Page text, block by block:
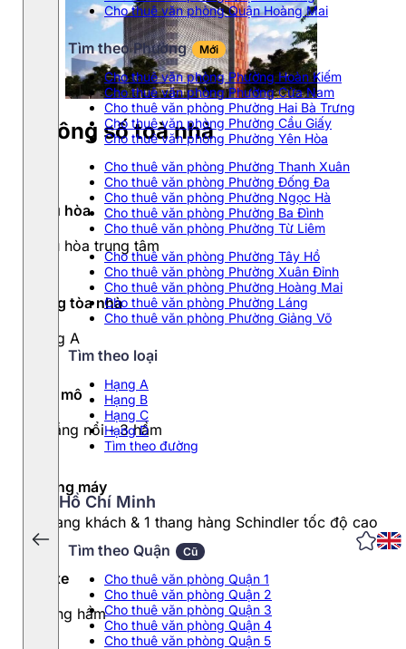
Cho thuê văn phòng Quận Hoàng Mai
Tìm theo Phường Mới
Cho thuê văn phòng Phường Hoàn Kiếm
Cho thuê văn phòng Phường Cửa Nam
Cho thuê văn phòng Phường Hai Bà Trưng
Cho thuê văn phòng Phường Cầu Giấy
Cho thuê văn phòng Phường Yên Hòa
Cho thuê văn phòng Phường Thanh Xuân
Cho thuê văn phòng Phường Đống Đa
Cho thuê văn phòng Phường Ngọc Hà
Cho thuê văn phòng Phường Ba Đình
Cho thuê văn phòng Phường Từ Liêm
Cho thuê văn phòng Phường Tây Hồ
Cho thuê văn phòng Phường Xuân Đỉnh
Cho thuê văn phòng Phường Hoàng Mai
Cho thuê văn phòng Phường Láng
Cho thuê văn phòng Phường Giảng Võ
Tìm theo loại
Hạng A
Hạng B
Hạng C
Hạng D
Tìm theo đường
Hồ Chí Minh
Tìm theo Quận Cũ
Cho thuê văn phòng Quận 1
Cho thuê văn phòng Quận 2
Cho thuê văn phòng Quận 3
Cho thuê văn phòng Quận 4
Cho thuê văn phòng Quận 5
Thông số toà nhà
Điều hòa
Điều hòa trung tâm
Hạng tòa nhà
Hạng A
Quy mô
12 tầng nổi - 3 hầm
Thang máy
3 thang khách & 1 thang hàng Schindler tốc độ cao
Đỗ xe
3 tầng hầm